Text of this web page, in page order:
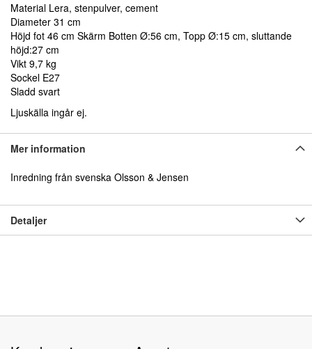
Material Lera, stenpulver, cement
Diameter 31 cm
Höjd fot 46 cm Skärm Botten Ø:56 cm, Topp Ø:15 cm, sluttande
höjd:27 cm
Vikt 9,7 kg
Sockel E27
Sladd svart
Ljuskälla ingår ej.
Mer information
Inredning från svenska Olsson & Jensen
Detaljer